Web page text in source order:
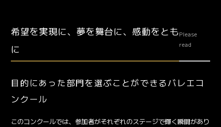
希望を実現に、夢を舞台に、感動をとも
に
Please
read
目的にあった部門を選ぶことができるバレエコ
ンクール
このコンクールでは、参加者がそれぞれのステージで輝く瞬間があり